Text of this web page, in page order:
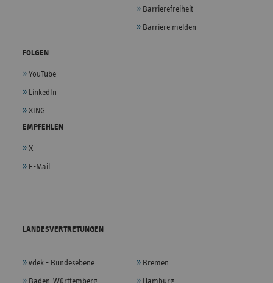
Barrierefreiheit
Barriere melden
FOLGEN
YouTube
LinkedIn
XING
EMPFEHLEN
X
E-Mail
LANDESVERTRETUNGEN
vdek - Bundesebene
Baden-Württemberg
Bremen
Hamburg